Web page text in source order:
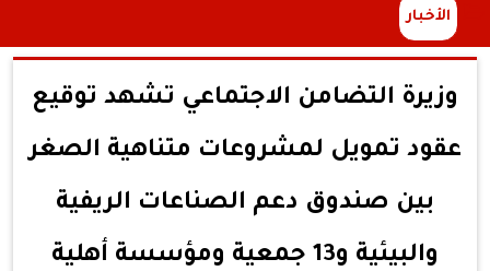
الأخبار
وزيرة التضامن الاجتماعي تشهد توقيع
عقود تمويل لمشروعات متناهية الصغر
بين صندوق دعم الصناعات الريفية
والبيئية و13 جمعية ومؤسسة أهلية